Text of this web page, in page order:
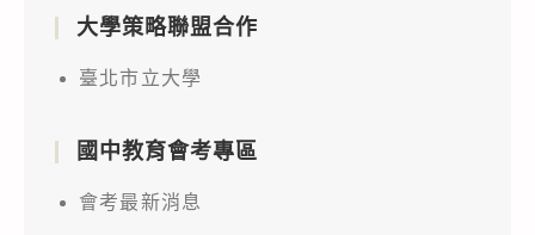
大學策略聯盟合作
臺北市立大學
國中教育會考專區
會考最新消息